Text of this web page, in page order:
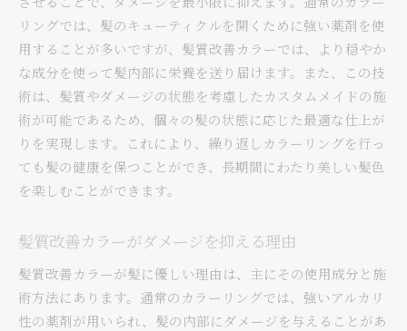
自分に合った髪質改善カラーの見つけ方
美容師とのカウンセリングで注意すべき点
カラーリング前に確認すべき髪の状態
髪質改善カラーを成功させる美容室選び
カラーチェンジを考慮した髪質改善プラン
予算と効果を考えた髪質改善カラーの選択
方法
施術後の髪を守るホームケアの基本
シャンプーとトリートメントの選び方
リングでは、髪のキューティクルを開くために強い薬剤を使
用することが多いですが、髪質改善カラーでは、より穏やか
な成分を使って髪内部に栄養を送り届けます。また、この技
術は、髪質やダメージの状態を考慮したカスタムメイドの施
術が可能であるため、個々の髪の状態に応じた最適な仕上が
りを実現します。これにより、繰り返しカラーリングを行っ
ても髪の健康を保つことができ、長期間にわたり美しい髪色
を楽しむことができます。
髪質改善カラーがダメージを抑える理由
髪質改善カラーが髪に優しい理由は、主にその使用成分と施
術方法にあります。通常のカラーリングでは、強いアルカリ
性の薬剤が用いられ、髪の内部にダメージを与えることがあ